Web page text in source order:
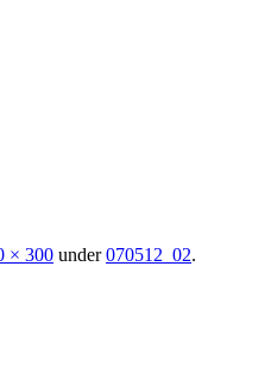
× 300 under070512_02.